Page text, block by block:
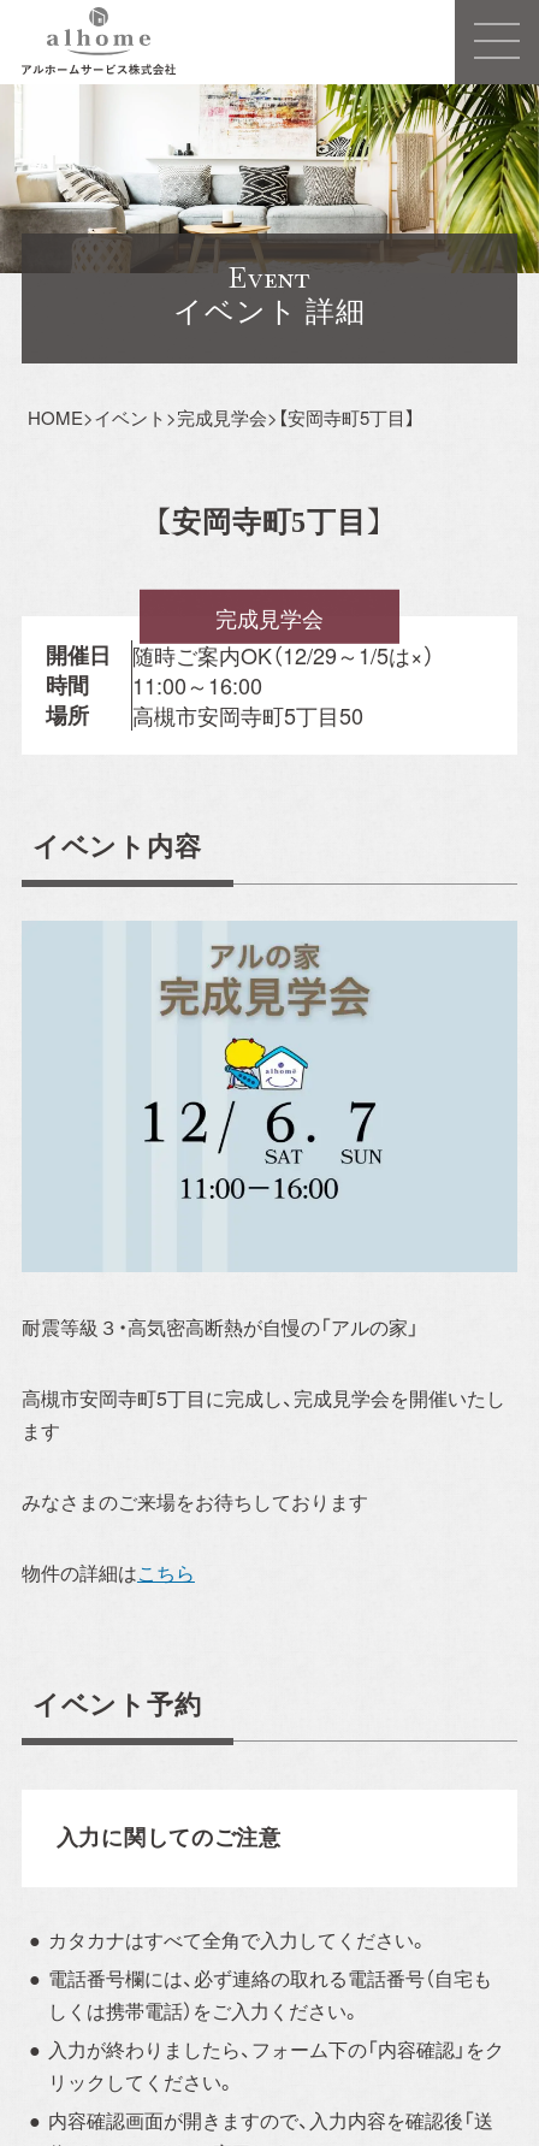
Concept
事業概要
注文住宅ーSIMPLE NOTEー
売買/仲介
Property Information
分譲住宅
Company
スタッフ紹介
スタッフブログ
Contact
プライバシーポリシー
ご来場予約
Event Reservation
見学会やセミナーを実施しております。
は実際に住まいの空間をご体感いただけ、セミナーで
は住宅に関する様々な知識を学ぶことができます。お
子様連れでも安心してご参加ください。
Event
イベント 詳細
HOME>イベント>完成見学会> 【安岡寺町5丁目】
【安岡寺町5丁目】
完成見学会
開催日
随時ご案内OK（12/29～1/5は×）
時間
11:00～16:00
場所
高槻市安岡寺町5丁目50
イベント内容
耐震等級３・高気密高断熱が自慢の「アルの家」
高槻市安岡寺町5丁目に完成し、完成見学会を開催いたし
ます
みなさまのご来場をお待ちしております
物件の詳細はこちら
イベント予約
入力に関してのご注意
カタカナはすべて全角で入力してください。
電話番号欄には、必ず連絡の取れる電話番号（自宅も
しくは携帯電話）をご入力ください。
入力が終わりましたら、フォーム下の「内容確認」をク
リックしてください。
内容確認画面が開きますので、入力内容を確認後「送